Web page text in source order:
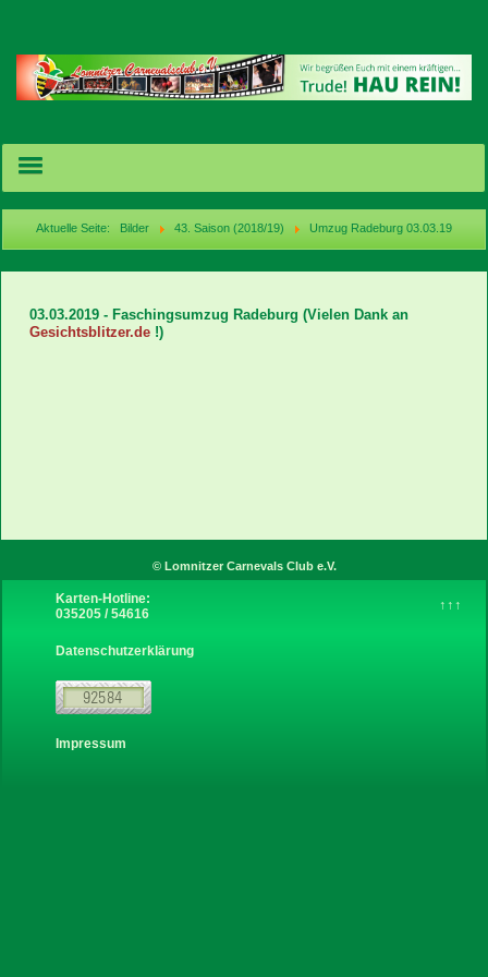
Termine/Karten
News
Sponsoren
Links
Aktuelle Seite: Bilder 43. Saison (2018/19) Umzug Radeburg 03.03.19
03.03.2019 - Faschingsumzug Radeburg (Vielen Dank an
Gesichtsblitzer.de!)
© Lomnitzer Carnevals Club e.V.
↑↑↑
Karten-Hotline:
035205 / 54616
Datenschutzerklärung
Impressum